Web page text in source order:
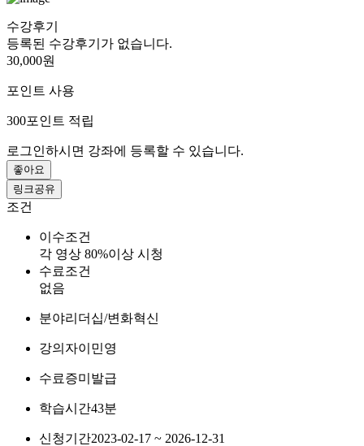
수강후기
등록된 수강후기가 없습니다.
30,000원
포인트 사용
300포인트 적립
로그인하시면 강좌에 등록할 수 있습니다.
좋아요
링크공유
조건
이수조건
각 영상 80%이상 시청
수료조건
없음
분야리더십/변화혁신
강의자이민영
수료증미발급
학습시간43분
신청기간2023-02-17 ~ 2026-12-31